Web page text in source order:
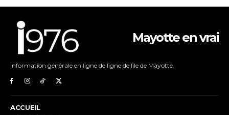
Mayotte en vrai
Information générale en ligne de ligne de lîle de Mayotte.
ACCUEIL